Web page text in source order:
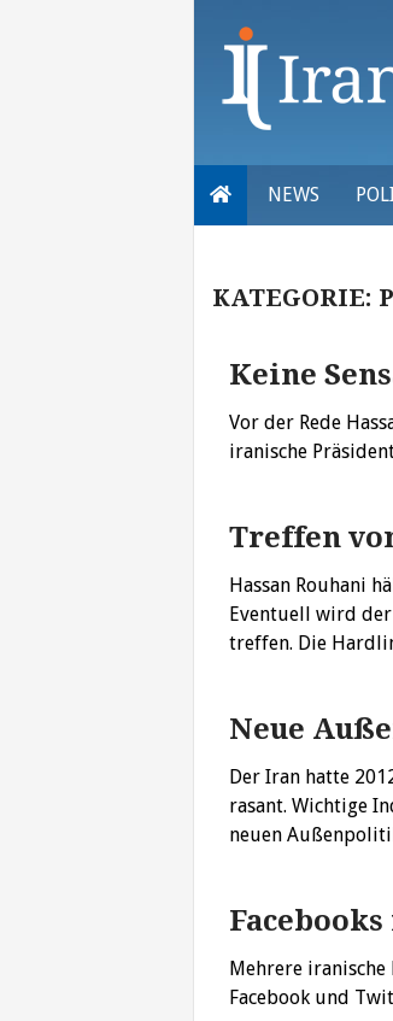
NEWS
KATEGORIE:
Keine
Vor der Rede
iranische
Treffen
Hassan Rouhani
Eventuell wird der
treffen. Die
Neue
Der Iran hatte
rasant. Wichtige
neuen
Mehrere iranische
Facebook und